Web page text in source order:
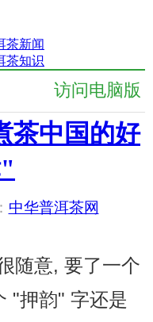
茶新闻
茶知识
访问电脑版
茶中国的好
中华普洱茶网
随意, 要了一个
"押韵" 字还是